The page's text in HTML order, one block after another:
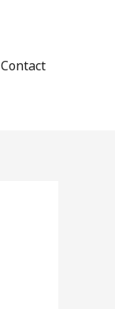
Contact